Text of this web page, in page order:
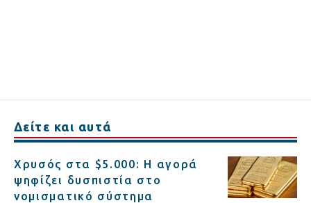
Δείτε και αυτά
Χρυσός στα $5.000: Η αγορά
ψηφίζει δυσπιστία στο
νομισματικό σύστημα